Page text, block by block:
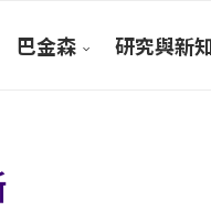
巴金森 研究與新